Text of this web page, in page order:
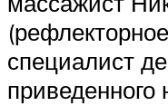
специалист